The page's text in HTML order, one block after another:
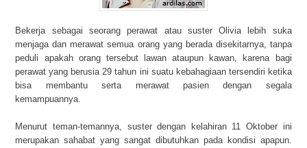
Bekerja sebagai seorang perawat atau suster Olivia lebih suka
menjaga dan merawat semua orang yang berada disekitarnya, tanpa
peduli apakah orang tersebut lawan ataupun kawan, karena bagi
perawat yang berusia 29 tahun ini suatu kebahagiaan tersendiri ketika
bisa membantu serta merawat pasien dengan segala
kemampuannya.
Menurut teman-temannya, suster dengan kelahiran 11 Oktober ini
merupakan sahabat yang sangat dibutuhkan pada kondisi apapun.